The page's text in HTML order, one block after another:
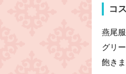
コ
燕尾
グリ
飽き